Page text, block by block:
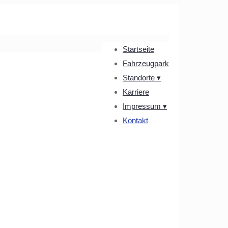
Startseite
Fahrzeugpark
Standorte ▾
Karriere
Impressum ▾
Kontakt